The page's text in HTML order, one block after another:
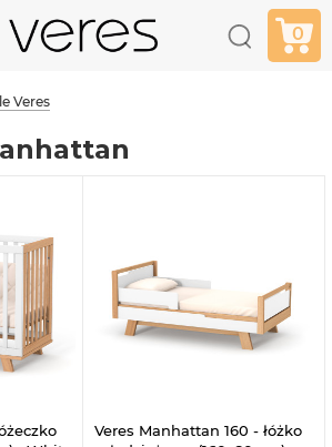
0
Veres
Veres Manhattan 160 - łóżko